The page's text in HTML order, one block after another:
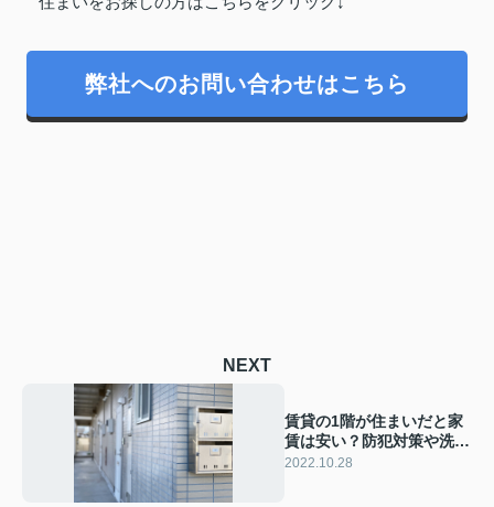
弊社へのお問い合わせはこちら
NEXT
賃貸の1階が住まいだと家
賃は安い？防犯対策や洗濯
物を干すコツも解説
2022.10.28